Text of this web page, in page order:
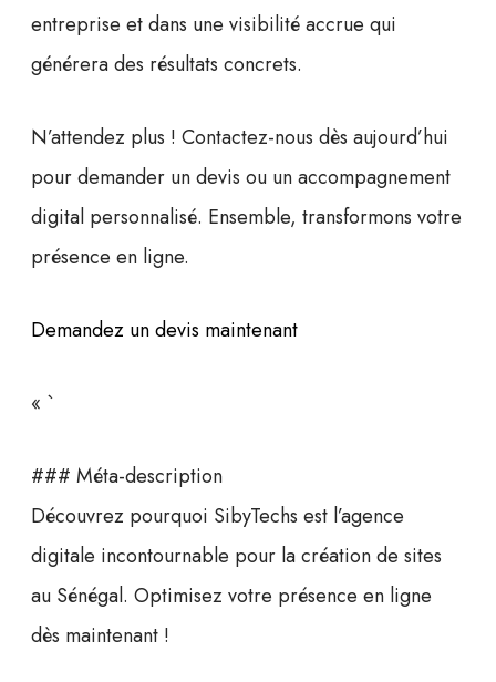
entreprise et dans une visibilité accrue qui
générera des résultats concrets.
N’attendez plus ! Contactez-nous dès aujourd’hui
pour demander un devis ou un accompagnement
digital personnalisé. Ensemble, transformons votre
présence en ligne.
Demandez un devis maintenant
« `
### Méta-description
Découvrez pourquoi SibyTechs est l’agence
digitale incontournable pour la création de sites
au Sénégal. Optimisez votre présence en ligne
dès maintenant !